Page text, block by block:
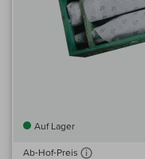
Auf Lager
Ab-Hof-Preis